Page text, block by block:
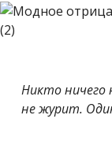
Никто ничего
не журит.